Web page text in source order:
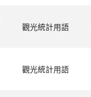
觀光統計用語
觀光統計用語